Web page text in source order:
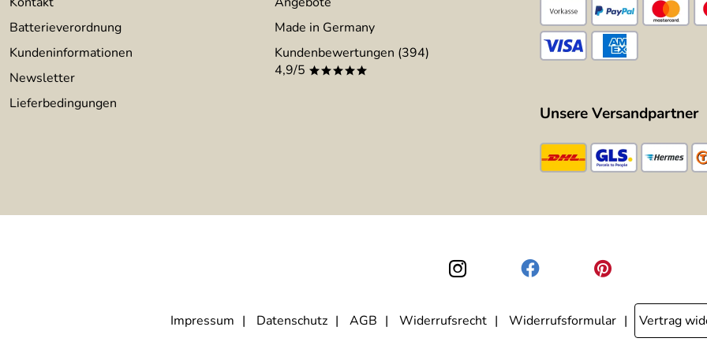
Batterieverordnung
Kundeninformationen
Newsletter
Lieferbedingungen
Made in Germany
Kundenbewertungen (394)
4,9/5 *****
Unsere Versandpartner
Impressum Datenschutz AGB Widerrufsrecht Widerrufsformular Vertrag